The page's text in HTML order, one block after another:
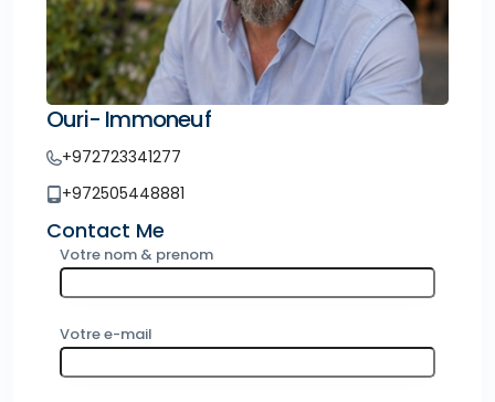
Ouri- Immoneuf
+972723341277
+972505448881
Contact Me
Votre nom & prenom
Votre e-mail